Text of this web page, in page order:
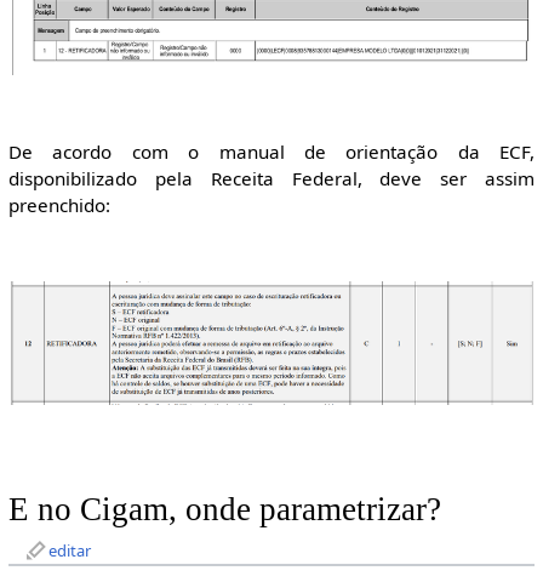
De acordo com o manual de orientação da ECF,
disponibilizado pela Receita Federal, deve ser assim
preenchido:
E no Cigam, onde parametrizar?
editar